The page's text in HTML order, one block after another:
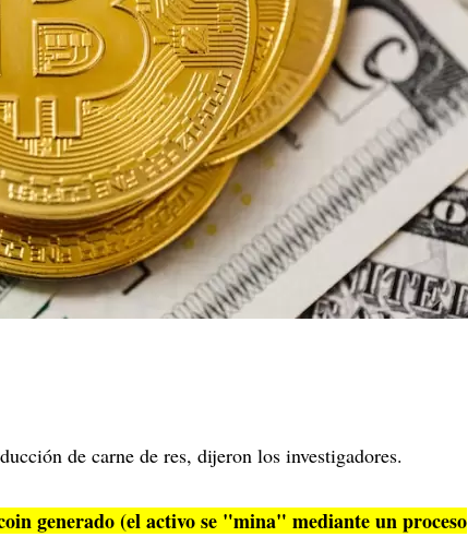
de carne de res, dijeron los investigadores.
generado (el activo se "mina" mediante un proceso